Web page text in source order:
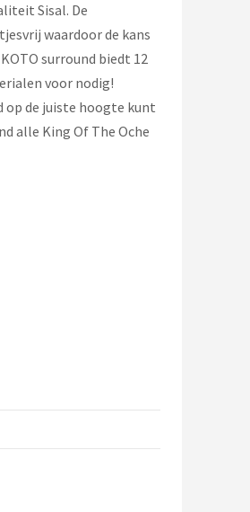
Sisal. De
waardoor de kans
surround biedt 12
voor nodig!
op de juiste hoogte kunt
alle King Of The Oche